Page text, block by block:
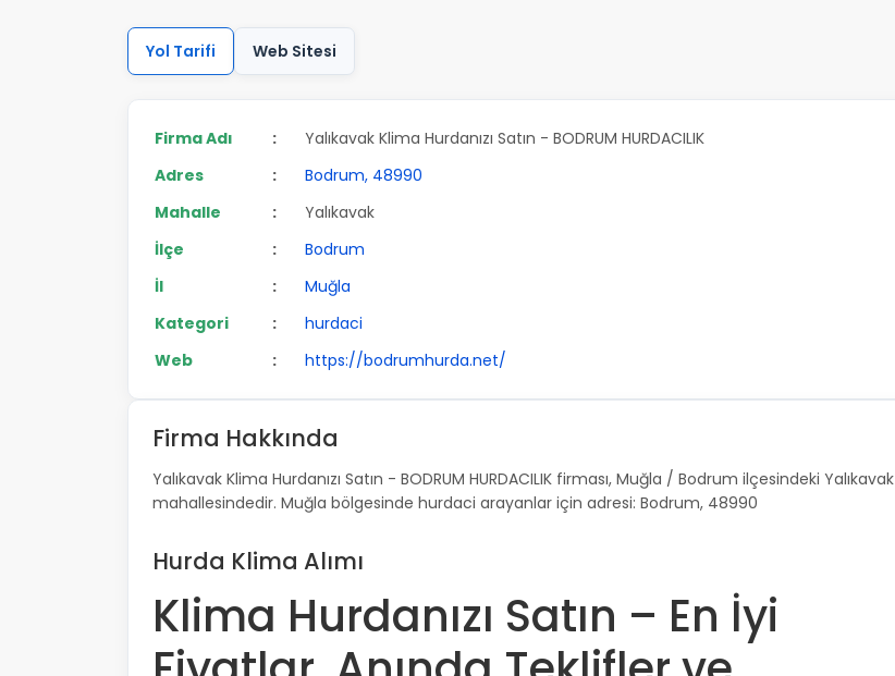
Yol Tarifi Web Sitesi
Firma Adı :
Yalıkavak Klima Hurdanızı Satın - BODRUM HURDACILIK
Adres
:
Bodrum, 48990
Mahalle
:
Yalıkavak
İlçe
:
Bodrum
İl
:
Muğla
Kategori
:
hurdaci
Web
: https://bodrumhurda.net/
Firma Hakkında
Yalıkavak Klima Hurdanızı Satın - BODRUM HURDACILIK firması, Muğla / Bodrum ilçesindeki Yalıkavak
mahallesindedir. Muğla bölgesinde hurdaci arayanlar için adresi: Bodrum, 48990
Hurda Klima Alımı
Klima Hurdanızı Satın – En İyi